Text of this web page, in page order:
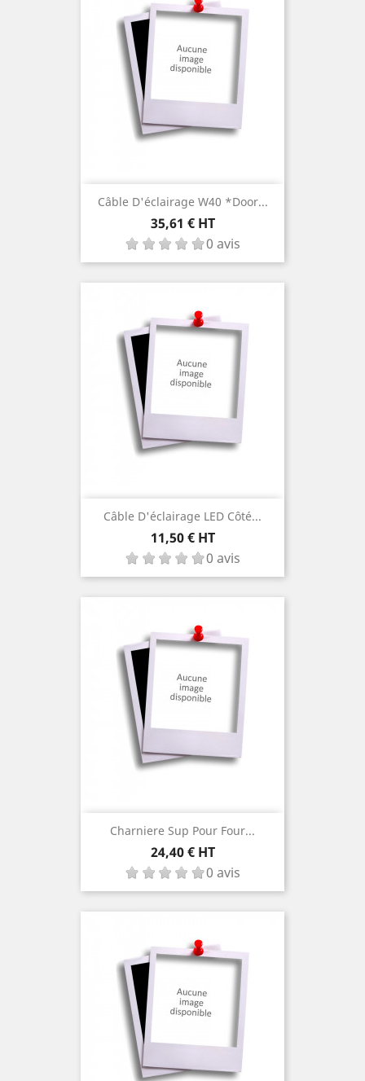
Câble D'éclairage W40 *door...
Prix
35,61 € HT
0 avis
Câble D'éclairage LED Côté...
Prix
11,50 € HT
0 avis
Charniere Sup Pour Four...
Prix
24,40 € HT
0 avis